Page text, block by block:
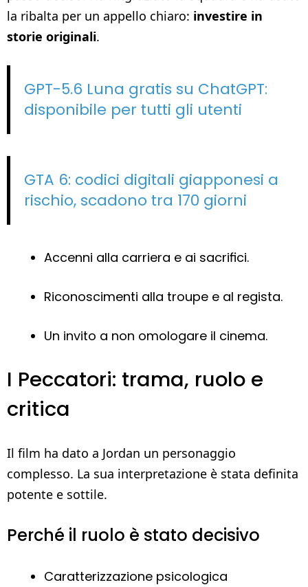
la ribalta per un appello chiaro: investire in
storie originali.
GPT-5.6 Luna gratis su ChatGPT:
disponibile per tutti gli utenti
GTA 6: codici digitali giapponesi a
rischio, scadono tra 170 giorni
Accenni alla carriera e ai sacrifici.
Riconoscimenti alla troupe e al regista.
Un invito a non omologare il cinema.
I Peccatori: trama, ruolo e
critica
Il film ha dato a Jordan un personaggio
complesso. La sua interpretazione è stata definita
potente e sottile.
Perché il ruolo è stato decisivo
Caratterizzazione psicologica